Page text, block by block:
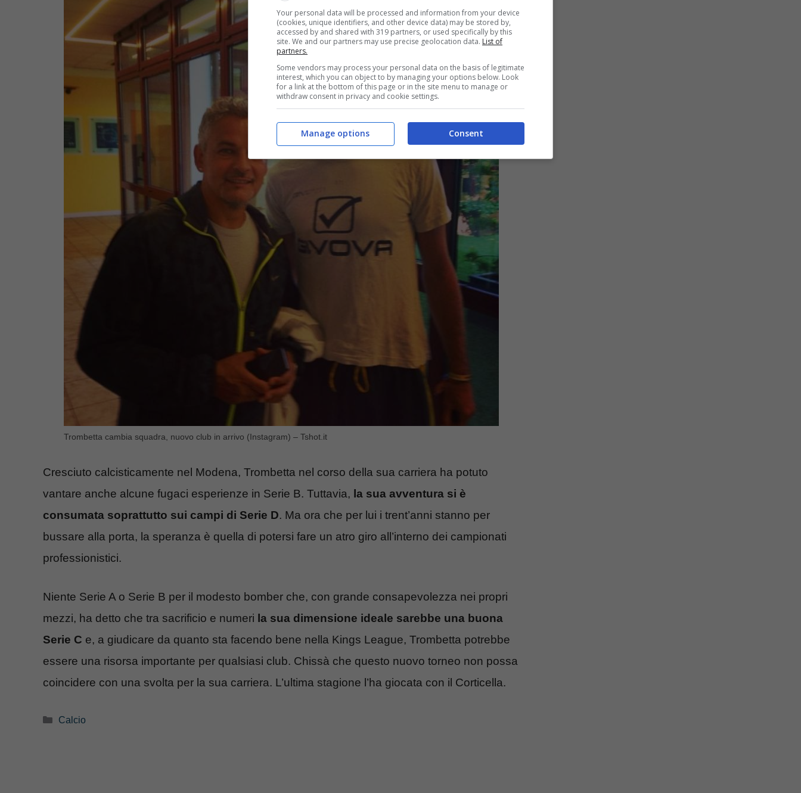
Trombetta cambia squadra, nuovo club in arrivo (Instagram) – Tshot.it
Cresciuto calcisticamente nel Modena, Trombetta nel corso della sua carriera ha potuto
vantare anche alcune fugaci esperienze in Serie B. Tuttavia, la sua avventura si è
consumata soprattutto sui campi di Serie D. Ma ora che per lui i trent’anni stanno per
bussare alla porta, la speranza è quella di potersi fare un atro giro all’interno dei campionati
professionistici.
Niente Serie A o Serie B per il modesto bomber che, con grande consapevolezza nei propri
mezzi, ha detto che tra sacrificio e numeri la sua dimensione ideale sarebbe una buona
Serie C e, a giudicare da quanto sta facendo bene nella Kings League, Trombetta potrebbe
essere una risorsa importante per qualsiasi club. Chissà che questo nuovo torneo non possa
coincidere con una svolta per la sua carriera. L’ultima stagione l’ha giocata con il Corticella.
Categorie
Calcio
Your personal data will be processed and information from your device
(cookies, unique identifiers, and other device data) may be stored by,
accessed by and shared with 319 partners, or used specifically by this
site. We and our partners may use precise geolocation data. List of
partners.
Some vendors may process your personal data on the basis of legitimate
interest, which you can object to by managing your options below. Look
for a link at the bottom of this page or in the site menu to manage or
withdraw consent in privacy and cookie settings.
Consent
Manage options